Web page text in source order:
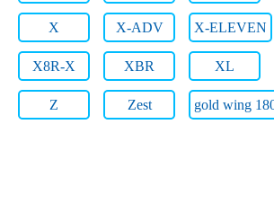
X X-ADV X-ELEVEN
X8R-X XBR XL
Z Zest gold wing